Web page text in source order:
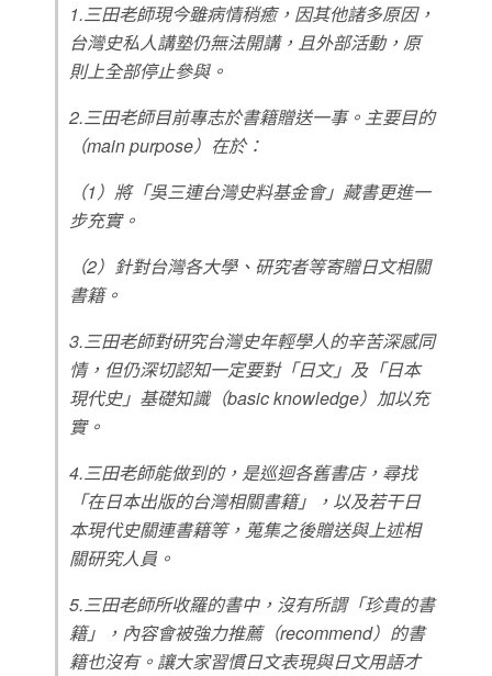
1.三田老師現今雖病情稍癒，因其他諸多原因，
台灣史私人講塾仍無法開講，且外部活動，原
則上全部停止參與。
2.三田老師目前專志於書籍贈送一事。主要目的
（main purpose）在於：
（1）將「吳三連台灣史料基金會」藏書更進一
步充實。
（2）針對台灣各大學、研究者等寄贈日文相關
書籍。
3.三田老師對研究台灣史年輕學人的辛苦深感同
情，但仍深切認知一定要對「日文」及「日本
現代史」基礎知識（basic knowledge）加以充
實。
4.三田老師能做到的，是巡迴各舊書店，尋找
「在日本出版的台灣相關書籍」，以及若干日
本現代史關連書籍等，蒐集之後贈送與上述相
關研究人員。
5.三田老師所收羅的書中，沒有所謂「珍貴的書
籍」，內容會被強力推薦（recommend）的書
籍也沒有。讓大家習慣日文表現與日文用語才